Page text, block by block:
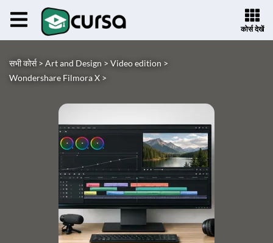
कोर्स देखें
सभी कोर्स > Art and Design > Video edition >
Wondershare Filmora X >